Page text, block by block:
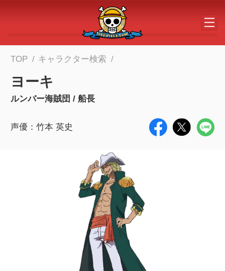
メインコンテンツへスキップする
TOP キャラクター検索
ヨーキ
ルンバー海賊団 / 船長
声優：竹本 英史